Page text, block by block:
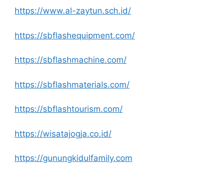
https://www.al-zaytun.sch.id/
https://sbflashequipment.com/
https://sbflashmachine.com/
https://sbflashmaterials.com/
https://sbflashtourism.com/
https://wisatajogja.co.id/
https://gunungkidulfamily.com